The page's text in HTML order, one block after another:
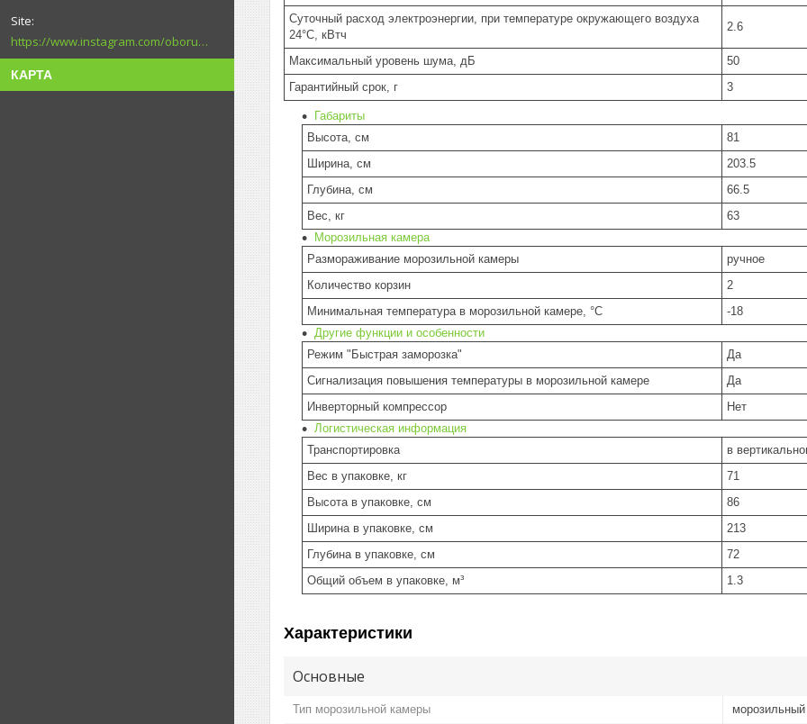
https://www.instagram.com/oborudovanie.magametov/?hl=ru
КАРТА
Суточный расход электроэнергии, при температуре окружающего воздуха
24°C, кВтч
2.6
Максимальный уровень шума, дБ
50
Гарантийный срок, г
3
Габариты
Высота, см
81
Ширина, см
203.5
Глубина, см
66.5
Вес, кг
63
Морозильная камера
Размораживание морозильной камеры
ручное
Количество корзин
2
Минимальная температура в морозильной камере, °C
-18
Другие функции и особенности
Режим "Быстрая заморозка"
Да
Сигнализация повышения температуры в морозильной камере
Да
Инверторный компрессор
Нет
Логистическая информация
Транспортировка
в
Вес в упаковке, кг
71
Высота в упаковке, см
86
Ширина в упаковке, см
213
Глубина в упаковке, см
72
Общий объем в упаковке, м³
1.3
Характеристики
Основные
Тип морозильной камеры